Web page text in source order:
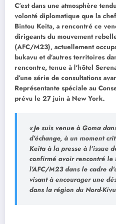
C’est dans une atmosphère
volonté diplomatique que la
Bintou Keita, a rencontré ce
dirigeants du mouvement
(AFC/M23), actuellement
bukavu et d’autres territoires
rencontre, tenue à l’hôtel
d’une série de consultations
Représentante spéciale au
prévu le 27 juin à New York.
« Je suis venue à Goma
d’échange, à un moment
Keita à la presse à l’issue
confirmé avoir rencontré le
l’AFC/M23 dans le cadre
visant à encourager une
dans la région du Nord-